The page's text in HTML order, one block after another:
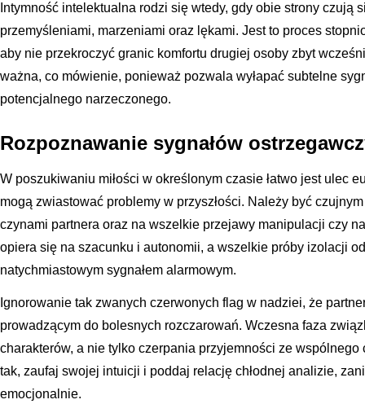
Intymność intelektualna rodzi się wtedy, gdy obie strony
przemyśleniami, marzeniami oraz lękami. Jest to proces
aby nie przekroczyć granic komfortu drugiej osoby zbyt
ważna, co mówienie, ponieważ pozwala wyłapać subtelne
potencjalnego narzeczonego.
Rozpoznawanie sygnałów
W poszukiwaniu miłości w określonym czasie łatwo jest ulec
mogą zwiastować problemy w przyszłości. Należy być
czynami partnera oraz na wszelkie przejawy manipulacji czy
opiera się na szacunku i autonomii, a wszelkie próby izolacji
natychmiastowym sygnałem alarmowym.
Ignorowanie tak zwanych czerwonych flag w nadziei, że
prowadzącym do bolesnych rozczarowań. Wczesna faza
charakterów, a nie tylko czerpania przyjemności ze
tak, zaufaj swojej intuicji i poddaj relację chłodnej analizie,
emocjonalnie.